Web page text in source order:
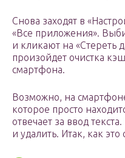
Снова заходят в
«Все приложения».
и кликают на «Стереть
произойдет очистка
смартфона.
Возможно, на
которое просто
отвечает за ввод
и удалить. Итак, как это